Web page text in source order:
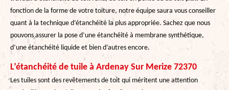
fonction de la forme de votre toiture, notre équipe saura vous conseiller
quant à la technique d’étanchéité la plus appropriée. Sachez que nous
pouvons assurer la pose d’une étanchéité à membrane synthétique,
d’une étanchéité liquide et bien d’autres encore.
L’étanchéité de tuile à Ardenay Sur Merize 72370
Les tuiles sont des revêtements de toit qui méritent une attention